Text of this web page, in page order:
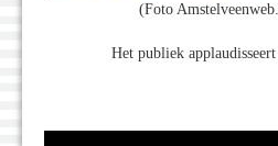
(Foto
Het publiek